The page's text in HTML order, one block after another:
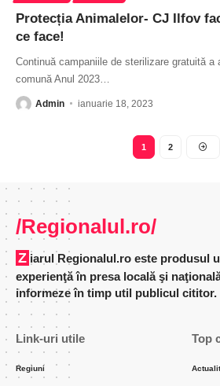
Protecția Animalelor- CJ Ilfov
ce face!
Continuă campaniile de sterilizare gratuită a
comună Anul 2023
Admin ianuarie 18, 2023
1 2
/Regionalul.ro/
Ziarul Regionalul.ro este produsul unei echipe cu
experienţă în presa locală şi
informeze în timp util publicul cititor.
Link-uri utile
Regiuni
Top